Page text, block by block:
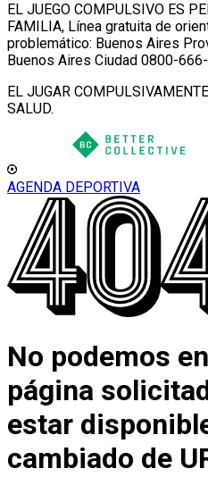
EL JUEGO COMPULSIVO ES
FAMILIA, Línea gratuita de
problemático: Buenos Aires
Buenos Aires Ciudad 0800-
EL JUGAR
SALUD.
AGENDA DEPORTIVA
No podemos
página
estar
cambiado de